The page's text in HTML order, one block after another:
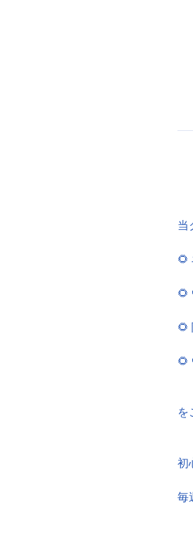
当
🌻
🌻
🌻
🌻
を
初
毎